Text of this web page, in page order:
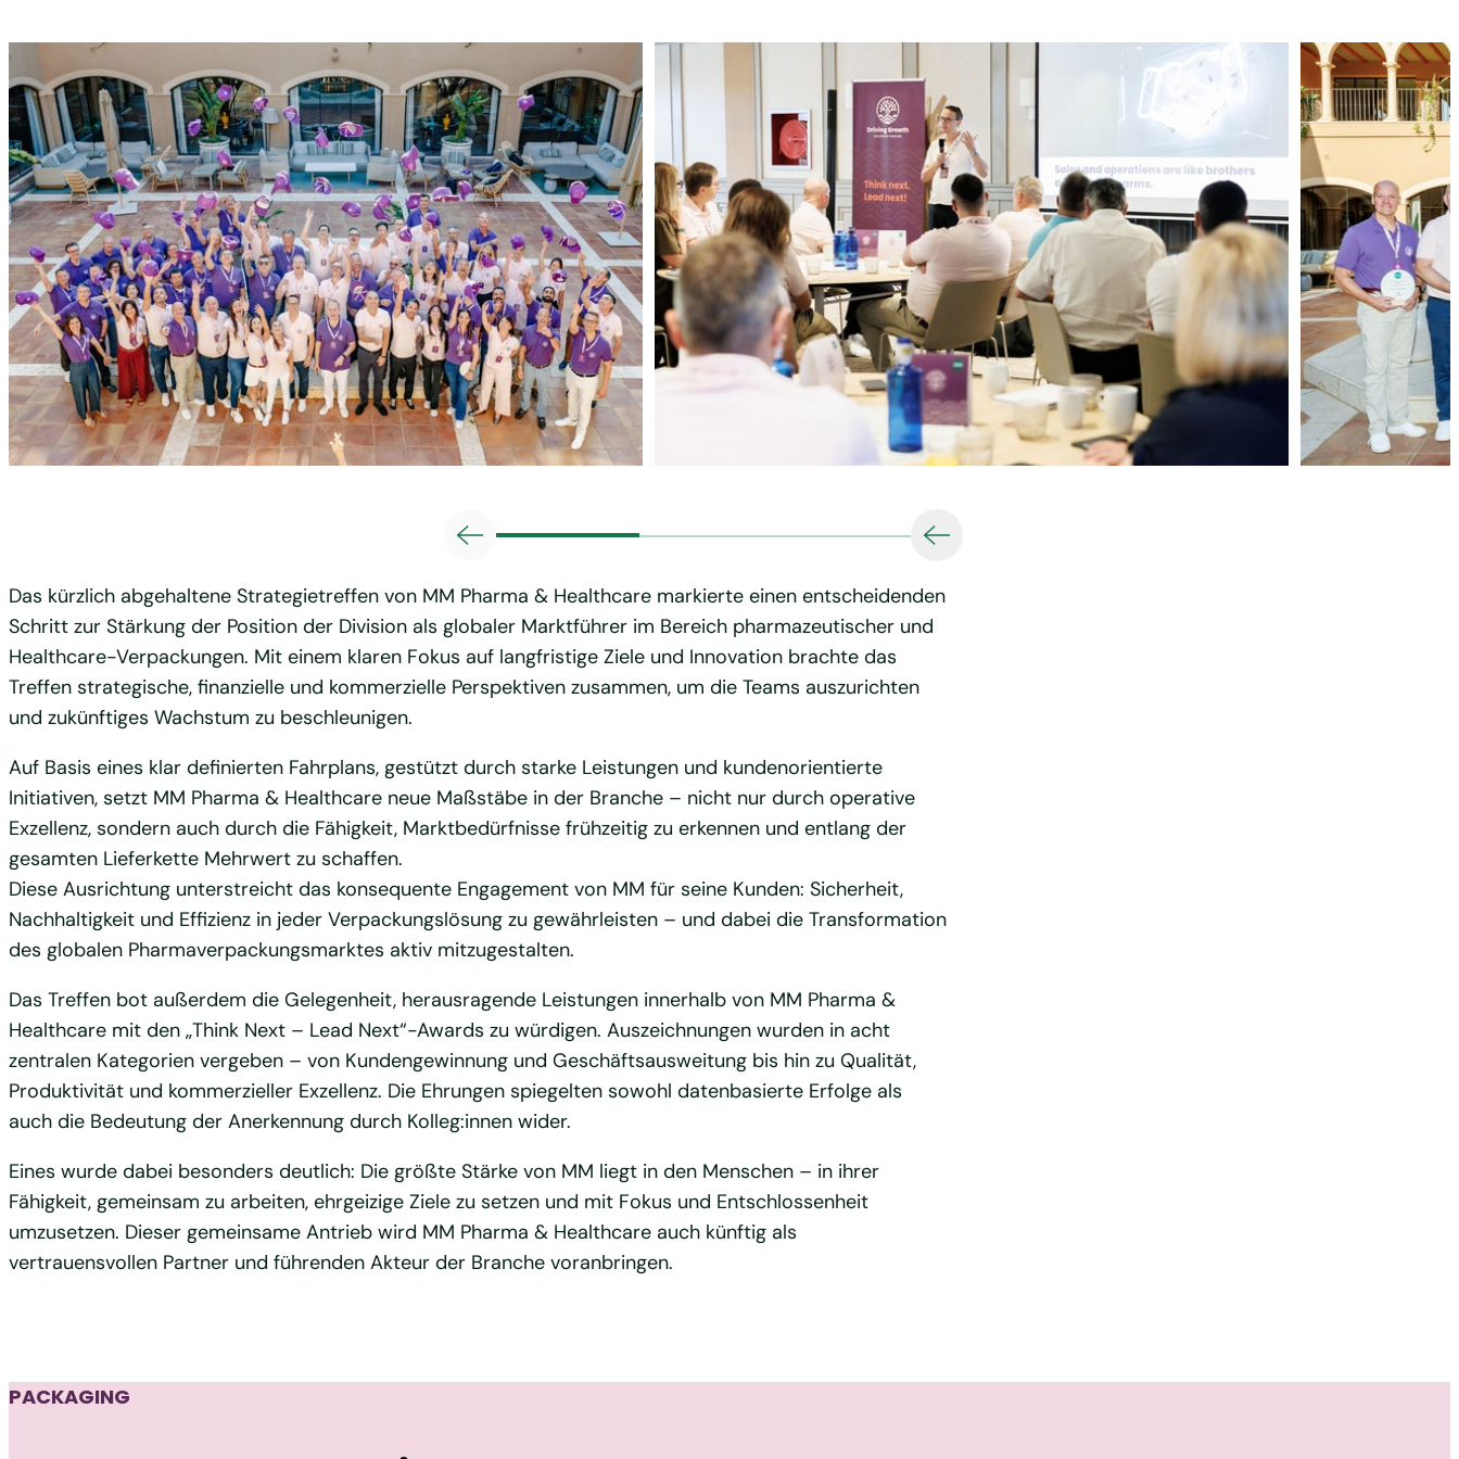
Das kürzlich abgehaltene Strategietreffen von MM Pharma & Healthcare markierte einen entscheidenden
Schritt zur Stärkung der Position der Division als globaler Marktführer im Bereich pharmazeutischer und
Healthcare-Verpackungen. Mit einem klaren Fokus auf langfristige Ziele und Innovation brachte das
Treffen strategische, finanzielle und kommerzielle Perspektiven zusammen, um die Teams auszurichten
und zukünftiges Wachstum zu beschleunigen.
Auf Basis eines klar definierten Fahrplans, gestützt durch starke Leistungen und kundenorientierte
Initiativen, setzt MM Pharma & Healthcare neue Maßstäbe in der Branche – nicht nur durch operative
Exzellenz, sondern auch durch die Fähigkeit, Marktbedürfnisse frühzeitig zu erkennen und entlang der
gesamten Lieferkette Mehrwert zu schaffen.
Diese Ausrichtung unterstreicht das konsequente Engagement von MM für seine Kunden: Sicherheit,
Nachhaltigkeit und Effizienz in jeder Verpackungslösung zu gewährleisten – und dabei die Transformation
des globalen Pharmaverpackungsmarktes aktiv mitzugestalten.
Das Treffen bot außerdem die Gelegenheit, herausragende Leistungen innerhalb von MM Pharma &
Healthcare mit den „Think Next – Lead Next“-Awards zu würdigen. Auszeichnungen wurden in acht
zentralen Kategorien vergeben – von Kundengewinnung und Geschäftsausweitung bis hin zu Qualität,
Produktivität und kommerzieller Exzellenz. Die Ehrungen spiegelten sowohl datenbasierte Erfolge als
auch die Bedeutung der Anerkennung durch Kolleg:innen wider.
Eines wurde dabei besonders deutlich: Die größte Stärke von MM liegt in den Menschen – in ihrer
Fähigkeit, gemeinsam zu arbeiten, ehrgeizige Ziele zu setzen und mit Fokus und Entschlossenheit
umzusetzen. Dieser gemeinsame Antrieb wird MM Pharma & Healthcare auch künftig als
vertrauensvollen Partner und führenden Akteur der Branche voranbringen.
PACKAGING